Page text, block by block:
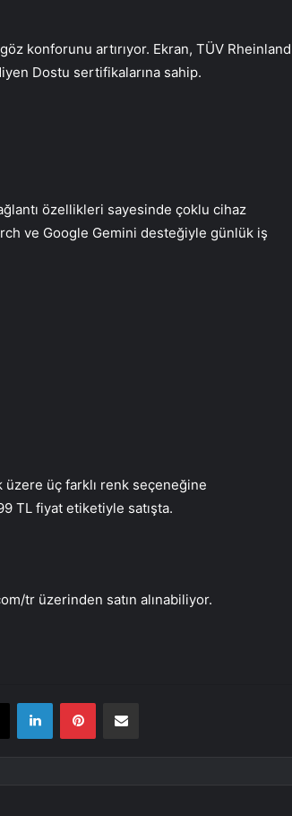
konforunu artırıyor. Ekran, TÜV Rheinland
Dostu sertifikalarına sahip.
özellikleri sayesinde çoklu cihaz
ve Google Gemini desteğiyle günlük iş
üzere üç farklı renk seçeneğine
TL fiyat etiketiyle satışta.
tr üzerinden satın alınabiliyor.